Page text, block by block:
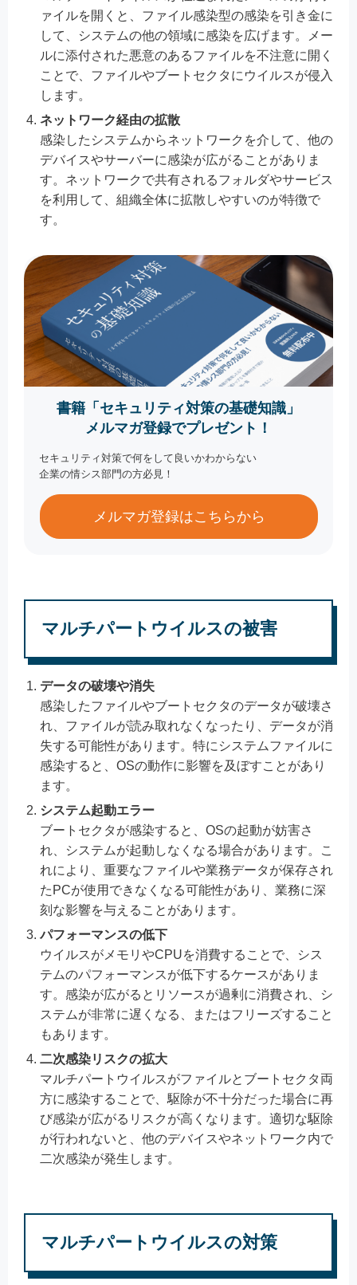
ァイルを開くと、ファイル感染型の感染を引き金に
して、システムの他の領域に感染を広げます。メー
ルに添付された悪意のあるファイルを不注意に開く
ことで、ファイルやブートセクタにウイルスが侵入
します。
ネットワーク経由の拡散
感染したシステムからネットワークを介して、他の
デバイスやサーバーに感染が広がることがありま
す。ネットワークで共有されるフォルダやサービス
を利用して、組織全体に拡散しやすいのが特徴で
す。
書籍「セキュリティ対策の基礎知識」
メルマガ登録でプレゼント！
セキュリティ対策で何をして良いかわからない
企業の情シス部門の方必見！
メルマガ登録はこちらから
マルチパートウイルスの被害
データの破壊や消失
感染したファイルやブートセクタのデータが破壊さ
れ、ファイルが読み取れなくなったり、データが消
失する可能性があります。特にシステムファイルに
感染すると、OSの動作に影響を及ぼすことがあり
ます。
システム起動エラー
ブートセクタが感染すると、OSの起動が妨害さ
れ、システムが起動しなくなる場合があります。こ
れにより、重要なファイルや業務データが保存され
たPCが使用できなくなる可能性があり、業務に深
刻な影響を与えることがあります。
パフォーマンスの低下
ウイルスがメモリやCPUを消費することで、シス
テムのパフォーマンスが低下するケースがありま
す。感染が広がるとリソースが過剰に消費され、シ
ステムが非常に遅くなる、またはフリーズすること
もあります。
二次感染リスクの拡大
マルチパートウイルスがファイルとブートセクタ両
方に感染することで、駆除が不十分だった場合に再
び感染が広がるリスクが高くなります。適切な駆除
が行われないと、他のデバイスやネットワーク内で
二次感染が発生します。
マルチパートウイルスの対策